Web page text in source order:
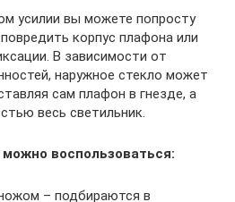
усилии вы можете попросту
корпус плафона или
В зависимости от
наружное стекло может
сам плафон в гнезде, а
весь светильник.
воспользоваться:
– подбираются в